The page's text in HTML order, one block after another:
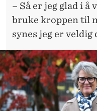
– Så er jeg glad i
bruke kroppen til
synes jeg er veldig